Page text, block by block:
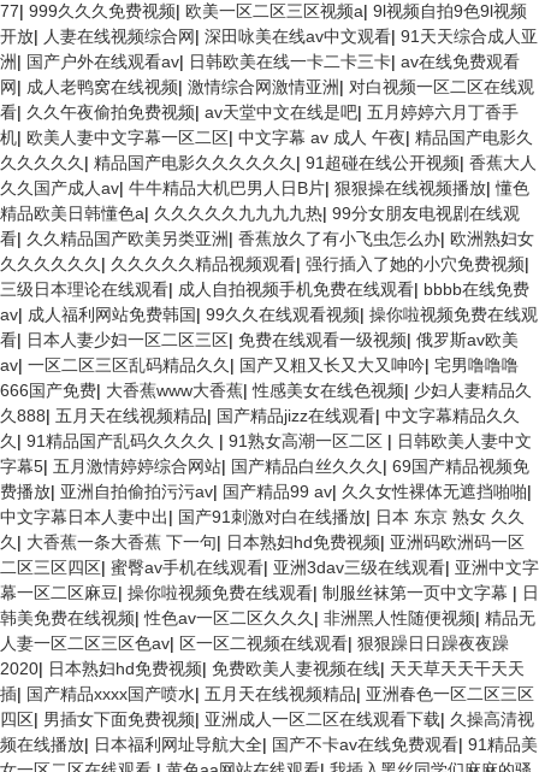
77| 999久久久免费视频| 欧美一区二区三区视频a| 9l视频自拍9色9l视频
开放| 人妻在线视频综合网| 深田咏美在线av中文观看| 91天天综合成人亚
洲| 国产户外在线观看av| 日韩欧美在线一卡二卡三卡| av在线免费观看
网| 成人老鸭窝在线视频| 激情综合网激情亚洲| 对白视频一区二区在线观
看| 久久午夜偷拍免费视频| av天堂中文在线是吧| 五月婷婷六月丁香手
机| 欧美人妻中文字幕一区二区| 中文字幕 av 成人 午夜| 精品国产电影久
久久久久久 | 精品国产电影久久久久久久 | 91超碰在线公开视频| 香蕉大人
久久国产成人av| 牛牛精品大机巴男人日B片| 狠狠操在线视频播放|懂色
精品欧美日韩懂色a| 久久久久久九九九九热| 99分女朋友电视剧在线观
看| 久久精品国产欧美另类亚洲| 香蕉放久了有小飞虫怎么办| 欧洲熟妇女
久久久久久久 | 久久久久久精品视频观看| 强行插入了她的小穴免费视频|
三级日本理论在线观看| 成人自拍视频手机免费在线观看| bbbb在线免费
av| 成人福利网站免费韩国| 99久久在线观看视频| 操你啦视频免费在线观
看| 日本人妻少妇一区二区三区| 免费在线观看一级视频| 俄罗斯av欧美
av| 一区二区三区乱码精品久久 | 国产又粗又长又大又呻吟| 宅男噜噜噜
666国产免费| 大香蕉www大香蕉|性感美女在线色视频| 少妇人妻精品久
久888| 五月天在线视频精品| 国产精品jizz在线观看| 中文字幕精品久久
久 | 91精品国产乱码久久久久 | 91熟女高潮一区二区 | 日韩欧美人妻中文
字幕5| 五月激情婷婷综合网站| 国产精品白丝久久久 | 69国产精品视频免
费播放| 亚洲自拍偷拍污污av| 国产精品99 av| 久久女性裸体无遮挡啪啪|
中文字幕日本人妻中出| 国产91刺激对白在线播放| 日本 东京 熟女 久久
久 | 大香蕉一条大香蕉 下一句| 日本熟妇hd免费视频| 亚洲码欧洲码一区
二区三区四区| 蜜臀av手机在线观看| 亚洲3dav三级在线观看| 亚洲中文字
幕一区二区麻豆| 操你啦视频免费在线观看| 制服丝袜第一页中文字幕 | 日
韩美免费在线视频|性色av一区二区久久久 | 非洲黑人性随便视频| 精品无
人妻一区二区三区色av| 区一区二视频在线观看| 狠狠躁日日躁夜夜躁
2020| 日本熟妇hd免费视频| 免费欧美人妻视频在线| 天天草天天干天天
插| 国产精品xxxx国产喷水| 五月天在线视频精品| 亚洲春色一区二区三区
四区| 男插女下面免费视频| 亚洲成人一区二区在线观看下载| 久操高清视
频在线播放| 日本福利网址导航大全| 国产不卡av在线免费观看| 91精品美